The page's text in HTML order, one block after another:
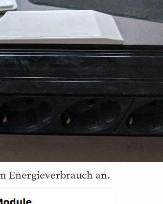
Energieverbrauch an.